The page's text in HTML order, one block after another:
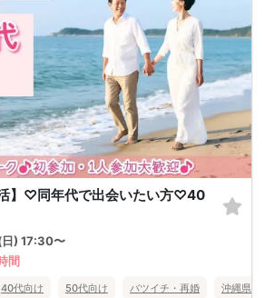
】♡同年代で出会いたい方♡40
) 17:30〜
間
40代向け 50代向け バツイチ・再婚 沖縄県